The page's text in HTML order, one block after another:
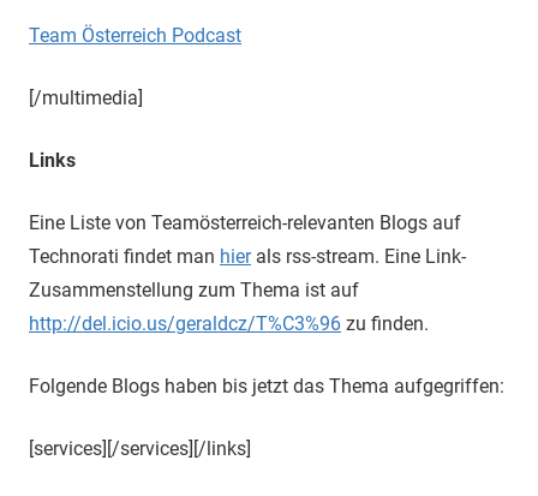
Team Österreich Podcast
[/multimedia]
Links
Eine Liste von Teamösterreich-relevanten Blogs auf
Technorati findet man hierals rss-stream. Eine Link-
Zusammenstellung zum Thema ist auf
http://del.icio.us/geraldcz/T%C3%96 zu finden.
Folgende Blogs haben bis jetzt das Thema aufgegriffen:
[services][/services][/links]